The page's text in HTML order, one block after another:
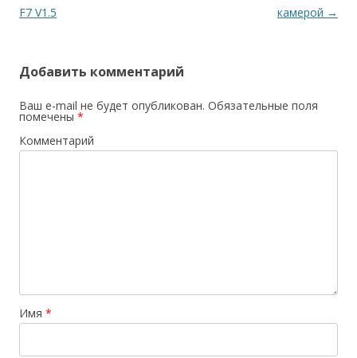
записям
F7 V1.5
камерой →
Добавить комментарий
Ваш e-mail не будет опубликован. Обязательные поля
помечены *
Комментарий
Имя *